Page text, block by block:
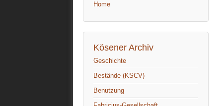
Home
Kösener Archiv
Geschichte
Bestände (KSCV)
Benutzung